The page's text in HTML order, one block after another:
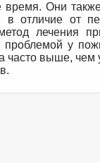
время. Они
от
лечения
проблемой у
часто выше,